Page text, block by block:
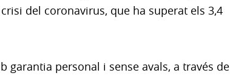
del coronavirus, que ha superat els 3,4
garantia personal i sense avals, a través de